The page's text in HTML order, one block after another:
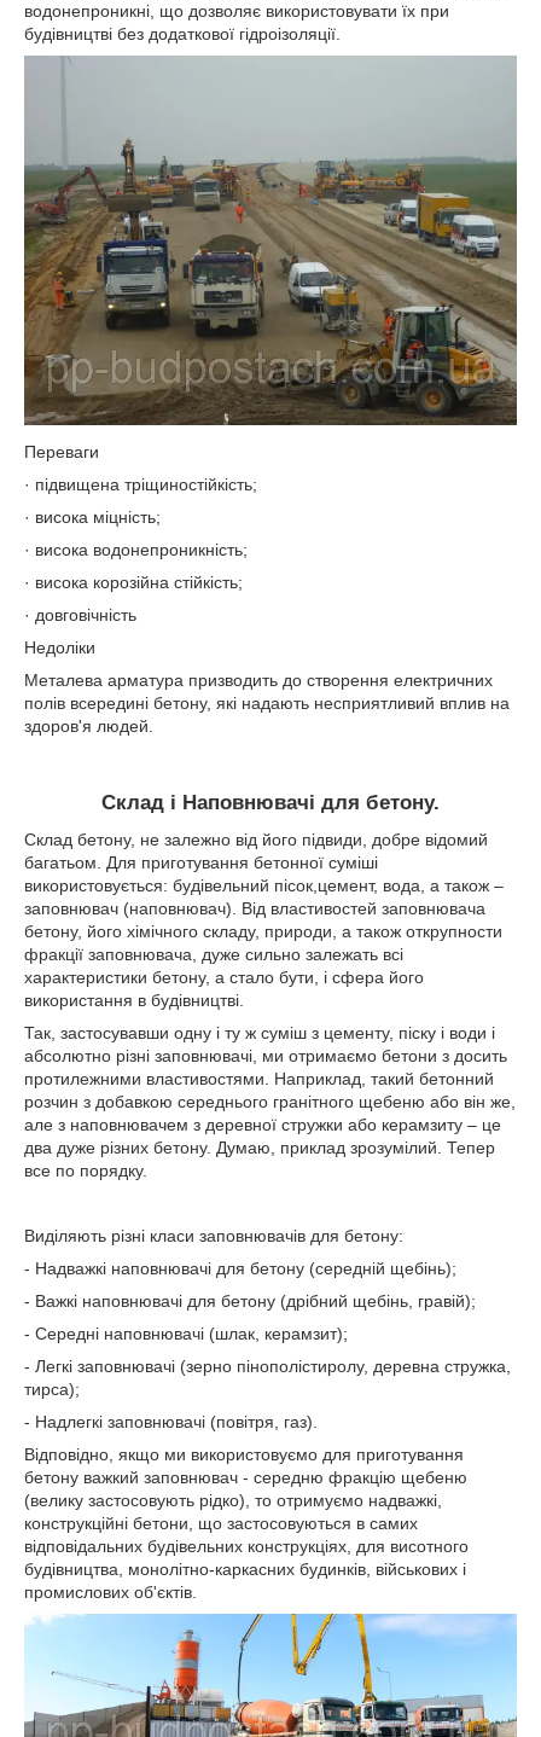
водонепроникні, що дозволяє використовувати їх при
будівництві без додаткової гідроізоляції.
Переваги
· підвищена тріщиностійкість;
· висока міцність;
· висока водонепроникність;
· висока корозійна стійкість;
· довговічність
Недоліки
Металева арматура призводить до створення електричних
полів всередині бетону, які надають несприятливий вплив на
здоров'я людей.
Склад і Наповнювачі для бетону.
Склад бетону, не залежно від його підвиди, добре відомий
багатьом. Для приготування бетонної суміші
використовується: будівельний пісок,цемент, вода, а також –
заповнювач (наповнювач). Від властивостей заповнювача
бетону, його хімічного складу, природи, а також открупности
фракції заповнювача, дуже сильно залежать всі
характеристики бетону, а стало бути, і сфера його
використання в будівництві.
Так, застосувавши одну і ту ж суміш з цементу, піску і води і
абсолютно різні заповнювачі, ми отримаємо бетони з досить
протилежними властивостями. Наприклад, такий бетонний
розчин з добавкою середнього гранітного щебеню або він же,
але з наповнювачем з деревної стружки або керамзиту – це
два дуже різних бетону. Думаю, приклад зрозумілий. Тепер
все по порядку.
Виділяють різні класи заповнювачів для бетону:
- Надважкі наповнювачі для бетону (середній щебінь);
- Важкі наповнювачі для бетону (дрібний щебінь, гравій);
- Середні наповнювачі (шлак, керамзит);
- Легкі заповнювачі (зерно пінополістиролу, деревна стружка,
тирса);
- Надлегкі заповнювачі (повітря, газ).
Відповідно, якщо ми використовуємо для приготування
бетону важкий заповнювач - середню фракцію щебеню
(велику застосовують рідко), то отримуємо надважкі,
конструкційні бетони, що застосовуються в самих
відповідальних будівельних конструкціях, для висотного
будівництва, монолітно-каркасних будинків, військових і
промислових об'єктів.